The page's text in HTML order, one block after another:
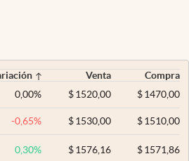
Venta
Compra
0,00% $ 1520,00 $1470,00
-0,65% $ 1530,00 $1510,00
0,30% $ 1576,16 $1571,86